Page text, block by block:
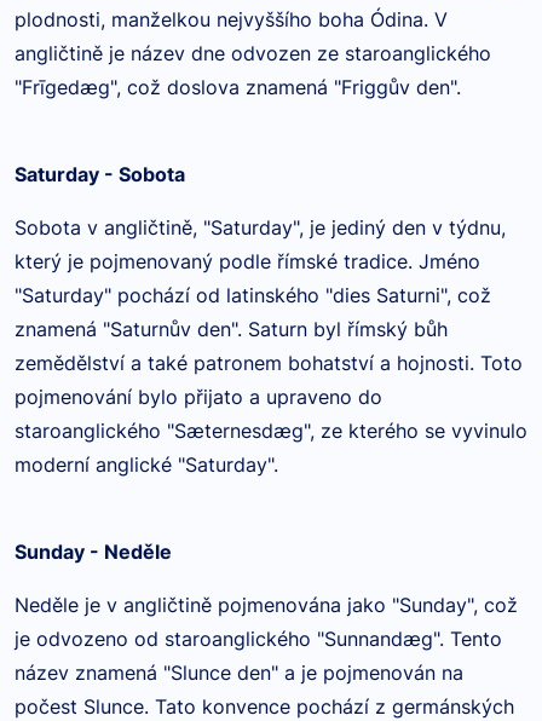
plodnosti, manželkou nejvyššího boha Ódina. V
angličtině je název dne odvozen ze staroanglického
"Frīgedæg", což doslova znamená "Friggův den".
Saturday - Sobota
Sobota v angličtině, "Saturday", je jediný den v týdnu,
který je pojmenovaný podle římské tradice. Jméno
"Saturday" pochází od latinského "dies Saturni", což
znamená "Saturnův den". Saturn byl římský bůh
zemědělství a také patronem bohatství a hojnosti. Toto
pojmenování bylo přijato a upraveno do
staroanglického "Sæternesdæg", ze kterého se vyvinulo
moderní anglické "Saturday".
Sunday - Neděle
Neděle je v angličtině pojmenována jako "Sunday", což
je odvozeno od staroanglického "Sunnandæg". Tento
název znamená "Slunce den" a je pojmenován na
počest Slunce. Tato konvence pochází z germánských